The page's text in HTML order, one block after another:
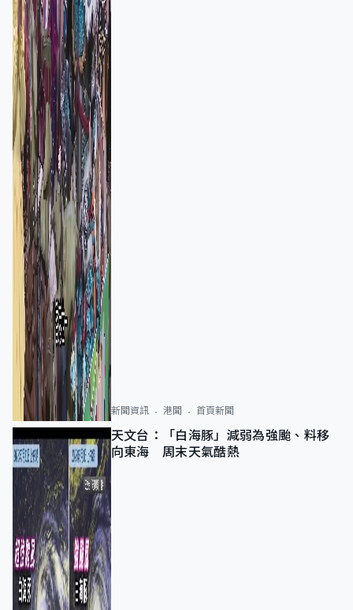
新聞資訊 港聞 首頁新聞
天文台：「白海豚」減弱為強颱、料移
向東海 周末天氣酷熱